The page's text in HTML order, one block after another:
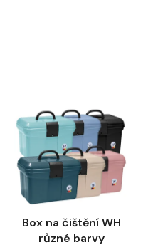
Box na čištění WH
různé barvy